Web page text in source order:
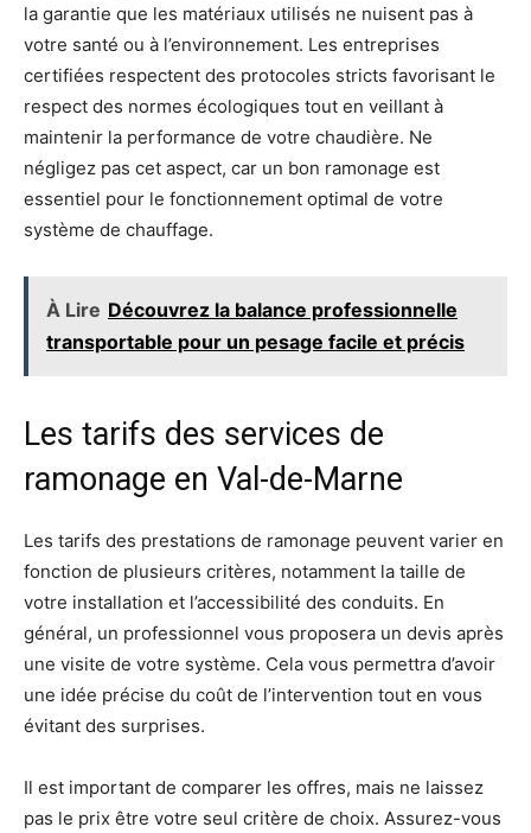
la garantie que les matériaux utilisés ne nuisent pas à
votre santé ou à l’environnement. Les entreprises
certifiées respectent des protocoles stricts favorisant le
respect des normes écologiques tout en veillant à
maintenir la performance de votre chaudière. Ne
négligez pas cet aspect, car un bon ramonage est
essentiel pour le fonctionnement optimal de votre
système de chauffage.
À Lire Découvrez la balance professionnelle
transportable pour un pesage facile et précis
Les tarifs des services de
ramonage en Val-de-Marne
Les tarifs des prestations de ramonage peuvent varier en
fonction de plusieurs critères, notamment la taille de
votre installation et l’accessibilité des conduits. En
général, un professionnel vous proposera un devis après
une visite de votre système. Cela vous permettra d’avoir
une idée précise du coût de l’intervention tout en vous
évitant des surprises.
Il est important de comparer les offres, mais ne laissez
pas le prix être votre seul critère de choix. Assurez-vous